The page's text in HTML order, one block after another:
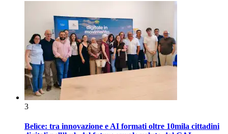
3
Belìce: tra innovazione e AI formati oltre 10mila cittadini